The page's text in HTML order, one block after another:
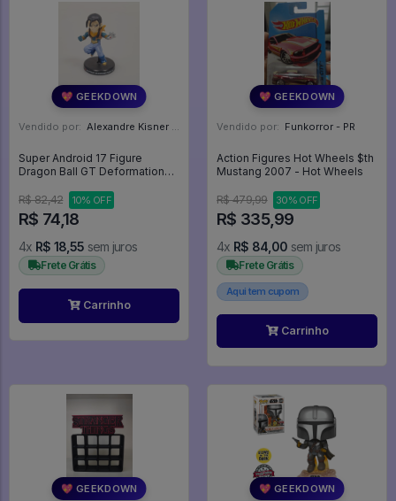
💖 GEEKDOWN
Vendido por: Alexandre Kisner - PR
Super Android 17 Figure
Dragon Ball GT Deformation
Z
R$ 82,42 10% OFF
R$ 74,18
4x R$ 18,55 sem juros
Frete Grátis
Carrinho
💖 GEEKDOWN
Vendido por: Funkorror - PR
Action Figures Hot Wheels $th
Mustang 2007 - Hot Wheels
R$ 479,99 30% OFF
R$ 335,99
4x R$ 84,00 sem juros
Frete Grátis
Aqui tem cupom
Carrinho
💖 GEEKDOWN 💖 GEEKDOWN